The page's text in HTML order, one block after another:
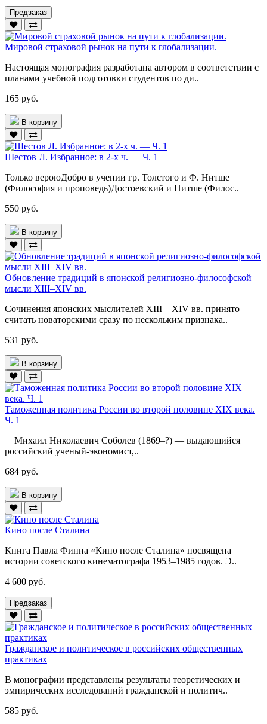
Предзаказ
Мировой страховой рынок на пути к глобализации.
Настоящая монография разработана автором в соответствии с
планами учебной подготовки студентов по ди..
165 руб.
В корзину
Шестов Л. Избранное: в 2-х ч. — Ч. 1
Только вероюДобро в учении гр. Толстого и Ф. Нитше
(Философия и проповедь)Достоевский и Нитше (Филос..
550 руб.
В корзину
Обновление традиций в японской религиозно-философской
мысли XIII–XIV вв.
Сочинения японских мыслителей XIII—XIV вв. принято
считать новаторскими сразу по нескольким признака..
531 руб.
В корзину
Таможенная политика России во второй половине XIX века.
Ч. 1
Михаил Николаевич Соболев (1869–?) — выдающийся
российский ученый-экономист,..
684 руб.
В корзину
Кино после Сталина
Книга Павла Финна «Кино после Сталина» посвящена
истории советского кинематографа 1953–1985 годов. Э..
4 600 руб.
Предзаказ
Гражданское и политическое в российских общественных
практиках
В монографии представлены результаты теоретических и
эмпирических исследований гражданской и политич..
585 руб.